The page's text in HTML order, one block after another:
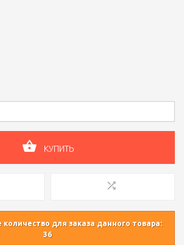
КУПИТЬ
для заказа данного товара:
36